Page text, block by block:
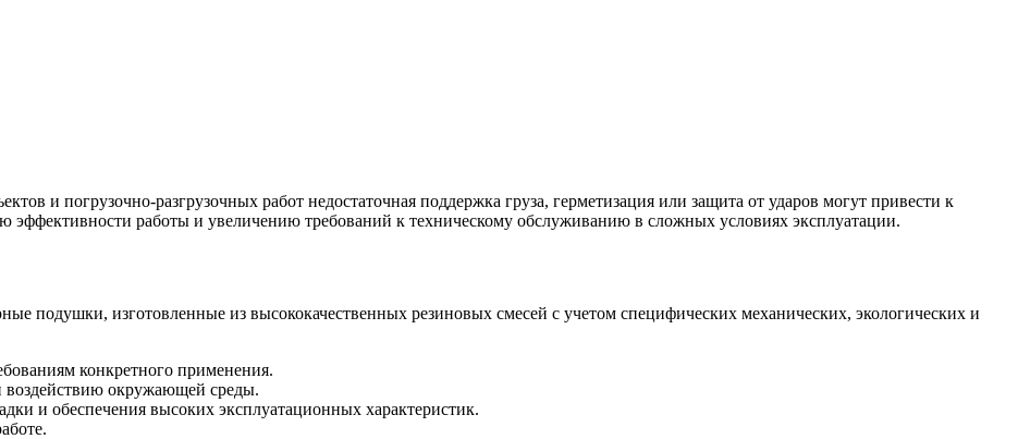
и погрузочно-разгрузочных работ недостаточная поддержка груза, герметизация или защита от ударов могут привести к
эффективности работы и увеличению требований к техническому обслуживанию в сложных условиях эксплуатации.
подушки, изготовленные из высококачественных резиновых смесей с учетом специфических механических, экологических и
конкретного применения.
воздействию окружающей среды.
и обеспечения высоких эксплуатационных характеристик.